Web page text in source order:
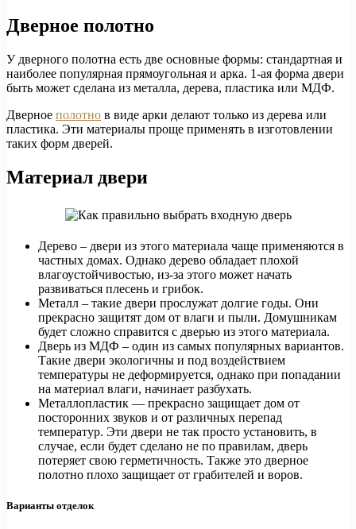
Дверное полотно
У дверного полотна есть две основные формы: стандартная и
наиболее популярная прямоугольная и арка. 1-ая форма двери
быть может сделана из металла, дерева, пластика или МДФ.
Дверное полотно в виде арки делают только из дерева или
пластика. Эти материалы проще применять в изготовлении
таких форм дверей.
Материал двери
Дерево – двери из этого материала чаще применяются в
частных домах. Однако дерево обладает плохой
влагоустойчивостью, из-за этого может начать
развиваться плесень и грибок.
Металл – такие двери прослужат долгие годы. Они
прекрасно защитят дом от влаги и пыли. Домушникам
будет сложно справится с дверью из этого материала.
Дверь из МДФ – один из самых популярных вариантов.
Такие двери экологичны и под воздействием
температуры не деформируется, однако при попадании
на материал влаги, начинает разбухать.
Металлопластик — прекрасно защищает дом от
посторонних звуков и от различных перепад
температур. Эти двери не так просто установить, в
случае, если будет сделано не по правилам, дверь
потеряет свою герметичность. Также это дверное
полотно плохо защищает от грабителей и воров.
Варианты отделок